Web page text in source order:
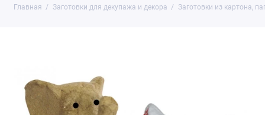
Главная Заготовки для декупажа и декора Заготовки из картона,